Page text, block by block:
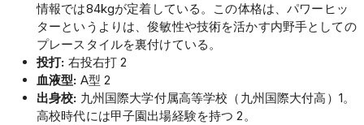
情報では84kgが定着している。この体格は、パワーヒッ
ターというよりは、俊敏性や技術を活かす内野手としての
プレースタイルを裏付けている。
投打: 右投右打 2
血液型: A型 2
出身校: 九州国際大学付属高等学校（九州国際大付高）1。
高校時代には甲子園出場経験を持つ 2。